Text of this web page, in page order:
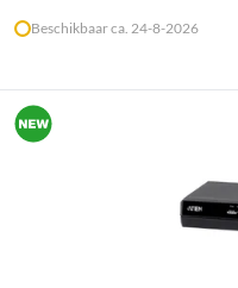
Beschikbaar ca. 24-8-2026